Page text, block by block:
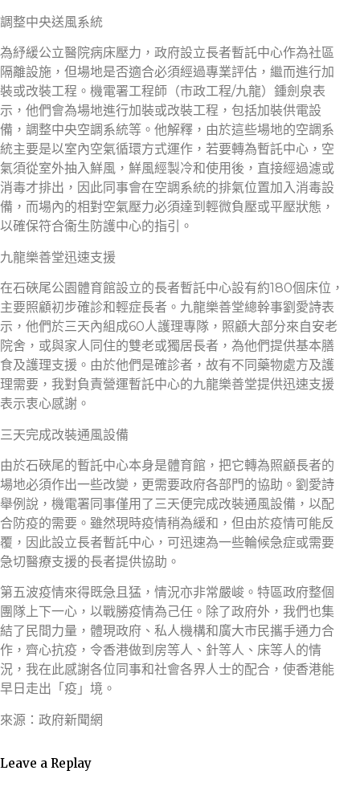
調整中央送風系統
為紓緩公立醫院病床壓力，政府設立長者暫託中心作為社區
隔離設施，但場地是否適合必須經過專業評估，繼而進行加
裝或改裝工程。機電署工程師（市政工程/九龍）鍾劍泉表
示，他們會為場地進行加裝或改裝工程，包括加裝供電設
備，調整中央空調系統等。他解釋，由於這些場地的空調系
統主要是以室內空氣循環方式運作，若要轉為暫託中心，空
氣須從室外抽入鮮風，鮮風經製冷和使用後，直接經過濾或
消毒才排出，因此同事會在空調系統的排氣位置加入消毒設
備，而場內的相對空氣壓力必須達到輕微負壓或平壓狀態，
以確保符合衞生防護中心的指引。
九龍樂善堂迅速支援
在石硤尾公園體育館設立的長者暫託中心設有約180個床位，
主要照顧初步確診和輕症長者。九龍樂善堂總幹事劉愛詩表
示，他們於三天內組成60人護理專隊，照顧大部分來自安老
院舍，或與家人同住的雙老或獨居長者，為他們提供基本膳
食及護理支援。由於他們是確診者，故有不同藥物處方及護
理需要，我對負責營運暫託中心的九龍樂善堂提供迅速支援
表示衷心感謝。
三天完成改裝通風設備
由於石硤尾的暫託中心本身是體育館，把它轉為照顧長者的
場地必須作出一些改變，更需要政府各部門的協助。劉愛詩
舉例說，機電署同事僅用了三天便完成改裝通風設備，以配
合防疫的需要。雖然現時疫情稍為緩和，但由於疫情可能反
覆，因此設立長者暫託中心，可迅速為一些輪候急症或需要
急切醫療支援的長者提供協助。
第五波疫情來得既急且猛，情況亦非常嚴峻。特區政府整個
團隊上下一心，以戰勝疫情為己任。除了政府外，我們也集
結了民間力量，體現政府、私人機構和廣大市民攜手通力合
作，齊心抗疫，令香港做到房等人、針等人、床等人的情
況，我在此感謝各位同事和社會各界人士的配合，使香港能
早日走出「疫」境。
來源：政府新聞網
Leave a Replay